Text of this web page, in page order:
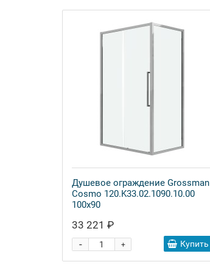
Душевое ограждение Grossman
Cosmo 120.K33.02.1090.10.00
100x90
33 221 ₽
+
- Купить